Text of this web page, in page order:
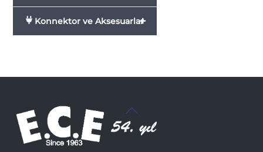
+
Konnektor ve Aksesuarlar
Back
Top